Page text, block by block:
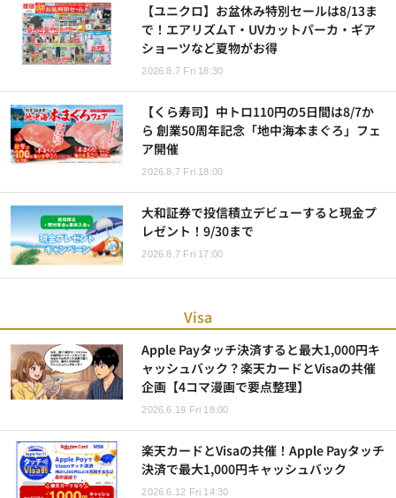
【ユニクロ】お盆休み特別セールは8/13ま
で！エアリズムT・UVカットパーカ・ギア
ショーツなど夏物がお得
2026.8.7 Fri 18:30
【くら寿司】中トロ110円の5日間は8/7か
ら 創業50周年記念「地中海本まぐろ」フェ
ア開催
2026.8.7 Fri 18:00
大和証券で投信積立デビューすると現金プ
レゼント！9/30まで
2026.8.7 Fri 17:00
Visa
Apple Payタッチ決済すると最大1,000円キ
ャッシュバック？楽天カードとVisaの共催
企画【4コマ漫画で要点整理】
2026.6.19 Fri 18:00
楽天カードとVisaの共催！Apple Payタッチ
決済で最大1,000円キャッシュバック
2026.6.12 Fri 14:30